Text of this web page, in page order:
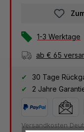
1-3 Werktage
ab € 65
30 Tage
2 Jahre
Versandkosten